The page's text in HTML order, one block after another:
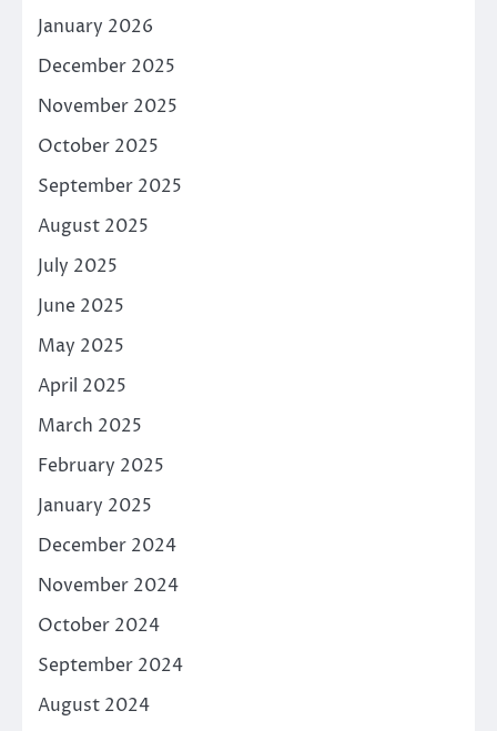
January 2026
December 2025
November 2025
October 2025
September 2025
August 2025
July 2025
June 2025
May 2025
April 2025
March 2025
February 2025
January 2025
December 2024
November 2024
October 2024
September 2024
August 2024